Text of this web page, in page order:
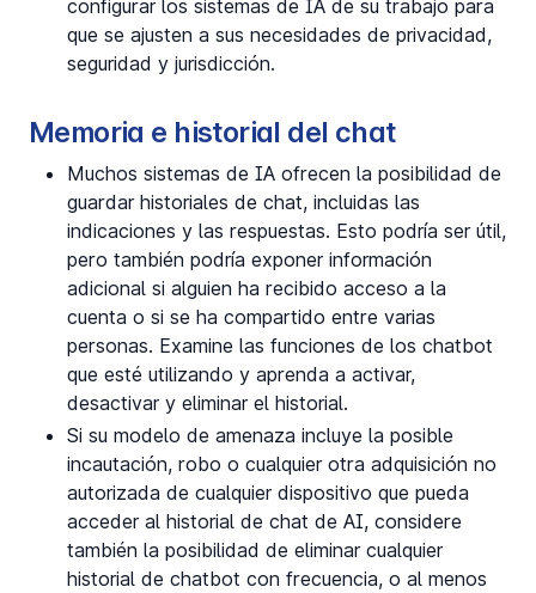
configurar los sistemas de IA de su trabajo para
que se ajusten a sus necesidades de privacidad,
seguridad y jurisdicción.
Memoria e historial del chat
Muchos sistemas de IA ofrecen la posibilidad de
guardar historiales de chat, incluidas las
indicaciones y las respuestas. Esto podría ser útil,
pero también podría exponer información
adicional si alguien ha recibido acceso a la
cuenta o si se ha compartido entre varias
personas. Examine las funciones de los chatbot
que esté utilizando y aprenda a activar,
desactivar y eliminar el historial.
Si su modelo de amenaza incluye la posible
incautación, robo o cualquier otra adquisición no
autorizada de cualquier dispositivo que pueda
acceder al historial de chat de AI, considere
también la posibilidad de eliminar cualquier
historial de chatbot con frecuencia, o al menos